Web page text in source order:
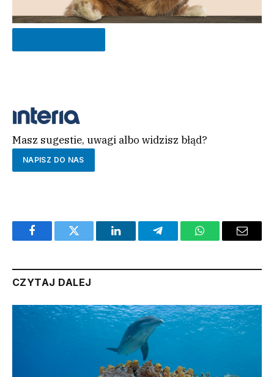
ROZPOCZNIJ QUIZ
Masz sugestie, uwagi albo widzisz błąd?
NAPISZ DO NAS
FacebookTwitter LinkedInTelegramWhatsAppEmail
CZYTAJ DALEJ